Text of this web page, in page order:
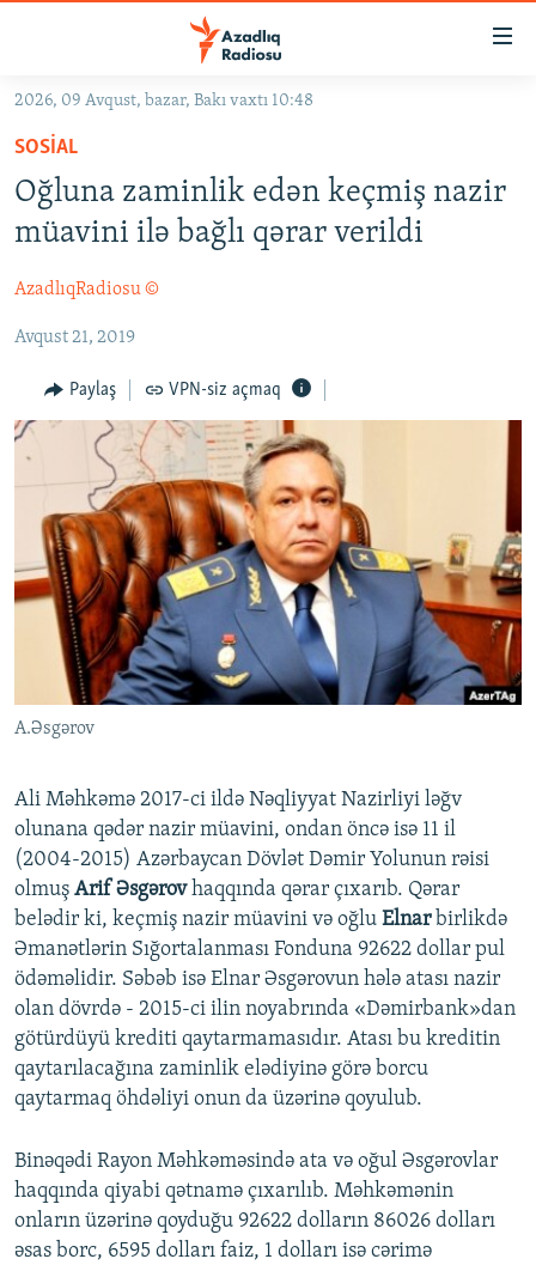
Əsas
qayıt
Əsas
naviqasiyaya
qayıt
Axtarışa
GÜNDƏM
#İZAHLA
KORRUPSIOMETR
FƏRQƏ BAX
QANUNI DOĞRU
ARAŞDIRMA
MULTIMEDIA
FOTOQALEREYA
İNFOQRAFIKA
KARIKATURA
RADIO ARXIV
OXU ZALI
AZƏRBAYCAN ƏDƏBIYYATI KITABXANASI
İSLAM VƏ DEMOKRATIYA
İZ - MƏDƏNIYYƏT PROQRAMI
HAQQIMIZDA
MISSIYAMIZ
PEŞƏ ETIKASI VƏ JURNALISTIKA STANDARTLARIMIZ
MATERIALLARIMIZDAN ISTIFADƏ
AZADLIQRADIOSU MOBIL TELEFONUNUZDA
BIZIMLƏ ƏLAQƏ
BIZI IZLƏ
RFE/RL-in bütün saytları
2026, 09 Avqust, bazar, Bakı vaxtı 10:48
SOSIAL
Oğluna zaminlik edən keçmiş nazir
müavini ilə bağlı qərar verildi
AzadlıqRadiosu ©
Avqust 21, 2019
Paylaş VPN-siz açmaq
A.Əsgərov
Ali Məhkəmə 2017-ci ildə Nəqliyyat Nazirliyi ləğv
olunana qədər nazir müavini, ondan öncə isə 11 il
(2004-2015) Azərbaycan Dövlət Dəmir Yolunun rəisi
olmuş Arif Əsgərovhaqqında qərar çıxarıb. Qərar
belədir ki, keçmiş nazir müavini və oğlu Elnar birlikdə
Əmanətlərin Sığortalanması Fonduna 92622 dollar pul
ödəməlidir. Səbəb isə Elnar Əsgərovun hələ atası nazir
olan dövrdə - 2015-ci ilin noyabrında «Dəmirbank»dan
götürdüyü krediti qaytarmamasıdır. Atası bu kreditin
qaytarılacağına zaminlik elədiyinə görə borcu
qaytarmaq öhdəliyi onun da üzərinə qoyulub.
Binəqədi Rayon Məhkəməsində ata və oğul Əsgərovlar
haqqında qiyabi qətnamə çıxarılıb. Məhkəmənin
onların üzərinə qoyduğu 92622 dolların 86026 dolları
əsas borc, 6595 dolları faiz, 1 dolları isə cərimə